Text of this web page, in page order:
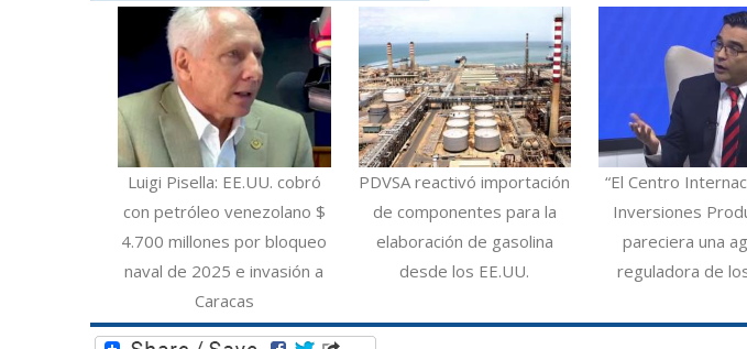
Luigi Pisella: EE.UU. cobró
con petróleo venezolano $
4.700 millones por bloqueo
naval de 2025 e invasión a
Caracas
PDVSA reactivó importación
de componentes para la
elaboración de gasolina
desde los EE.UU.
“El Centro
Inversiones
pareciera una
reguladora de